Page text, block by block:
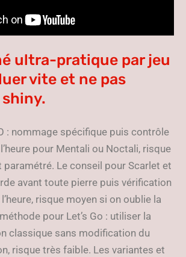
ultra-pratique par jeu
vite et ne pas
: nommage spécifique puis contrôle
pour Mentali ou Noctali, risque
Le conseil pour Scarlet et
avant toute pierre puis vérification
risque moyen si on oublie la
pour Let’s Go : utiliser la
classique sans modification du
risque très faible. Les variantes et